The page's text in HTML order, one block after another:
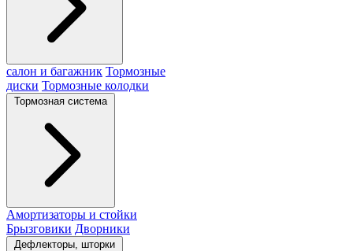
салон и багажник Тормозные
диски Тормозные колодки
Тормозная система
Амортизаторы и стойки
Брызговики Дворники
Дефлекторы, шторки